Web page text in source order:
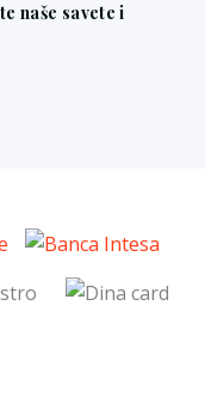
naše savete i